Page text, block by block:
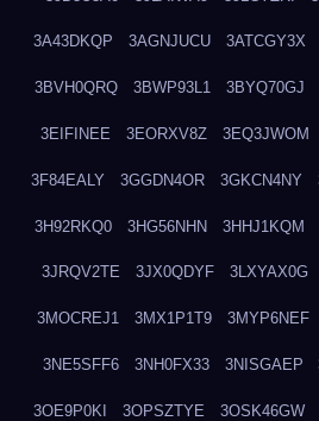
3A43DKQP 3AGNJUCU 3ATCGY3X
3BVH0QRQ 3BWP93L1 3BYQ70GJ
3EIFINEE 3EORXV8Z 3EQ3JWOM
3F84EALY 3GGDN4OR 3GKCN4NY
3H92RKQ0 3HG56NHN 3HHJ1KQM
3JRQV2TE 3JX0QDYF 3LXYAX0G
3MOCREJ1 3MX1P1T9 3MYP6NEF
3NE5SFF6 3NH0FX33 3NISGAEP
3OE9P0KI 3OPSZTYE 3OSK46GW